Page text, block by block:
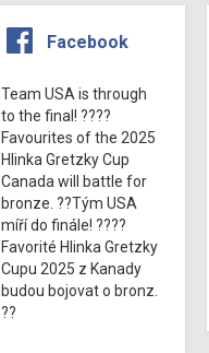
Facebook
Team USA is through
to the final! ????
Favourites of the 2025
Hlinka Gretzky Cup
Canada will battle for
bronze. ??Tým USA
míří do finále! ????
Favorité Hlinka Gretzky
Cupu 2025 z Kanady
budou bojovat o bronz.
??